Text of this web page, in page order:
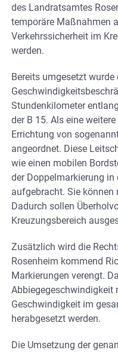
des Landratsamtes
temporäre Maßnahmen
Verkehrssicherheit im
werden.
Bereits umgesetzt wurde
Stundenkilometer
der B 15. Als eine
Errichtung von
angeordnet. Diese
wie einen mobilen
der Doppelmarkierung in
aufgebracht. Sie können
Dadurch sollen
Kreuzungsbereich
Zusätzlich wird die
Rosenheim kommend
Markierungen verengt.
Abbiegegeschwindigkeit
Geschwindigkeit im
herabgesetzt werden.
Die Umsetzung der